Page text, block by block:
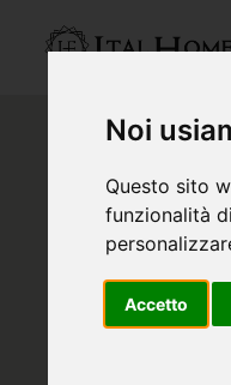
Noi
Questo sito
funzionalità
Accetto